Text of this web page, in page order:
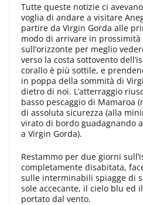
Tutte queste notizie ci
voglia di andare a visitare
partire da Virgin Gorda alle
modo di arrivare in
sull’orizzon­te per meglio
verso la costa sottovento
corallo è più sotti­le, e
in poppa della sommità di
dietro di noi. L’atterraggio
basso pescaggio di Mamaroa
di assoluta sicurezza (alla
virato di bordo guadagnan­do
a Virgin Gorda).
Restammo per due giorni
completamente di­sabitata,
sulle interminabili spiagge di
sole accecante, il cielo blu ed
porta­to dal vento.